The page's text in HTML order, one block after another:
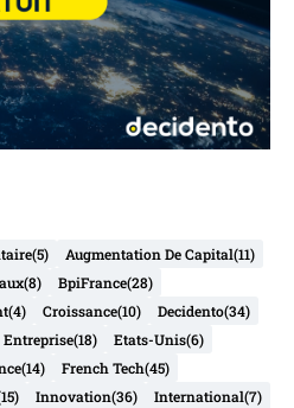
(5) Augmentation De Capital(11)
(8) BpiFrance(28)
(4) Croissance(10) Decidento(34)
Entreprise(18) Etats-Unis(6)
(14) French Tech(45)
Innovation(36) International(7)